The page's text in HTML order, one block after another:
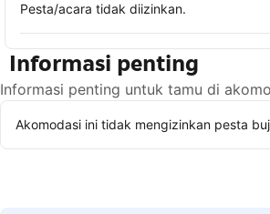
Pesta/acara tidak diizinkan.
Informasi penting
Informasi penting untuk tamu di
Akomodasi ini tidak mengizinkan pesta